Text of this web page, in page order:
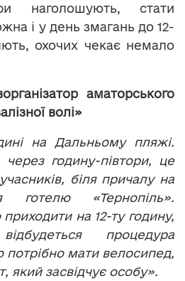
наголошують, стати
і у день змагань до 12-
охочих чекає немало
аматорського
волі»
на Дальньому пляжі.
через годину-півтори, це
біля причалу на
готелю «Тернопіль».
на 12-ту годину,
процедура
потрібно мати велосипед,
який засвідчує особу».